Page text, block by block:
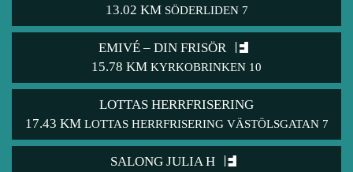
13.02 KM SÖDERLIDEN 7
EMIVÉ – DIN FRISÖR
15.78 KM KYRKOBRINKEN 10
LOTTAS HERRFRISERING
17.43 KM LOTTAS HERRFRISERING VÄSTÖLSGATAN 7
SALONG JULIA H